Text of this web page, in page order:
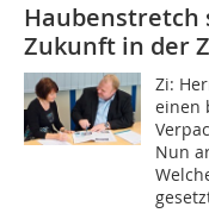
Haubenstretch
Zukunft in der
Zi:
einen
Nun